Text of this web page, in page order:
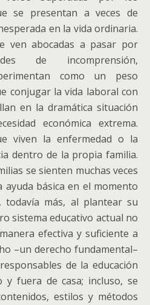
se presentan a veces de
en la vida ordinaria.
ven abocadas a pasar por
de incomprensión,
como un peso
conjugar la vida laboral con
en la dramática situación
económica extrema.
viven la enfermedad o la
dentro de la propia familia.
se sienten muchas veces
básica en el momento
más, al plantear su
sistema educativo actual no
efectiva y suficiente a
–un derecho fundamental–
de la educación
fuera de casa; incluso, se
estilos y métodos